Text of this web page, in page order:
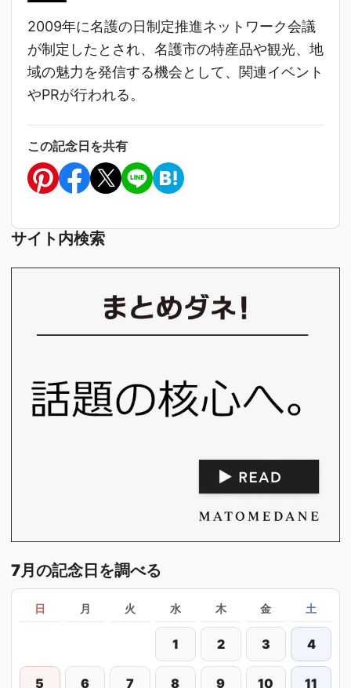
2009年に名護の日制定推進ネットワーク会議
が制定したとされ、名護市の特産品や観光、地
域の魅力を発信する機会として、関連イベント
やPRが行われる。
この記念日を共有
サイト内検索
7月の記念日を調べる
日 月 火 水 木 金 土
1 2 3 4
5 6 7 8 9 10 11